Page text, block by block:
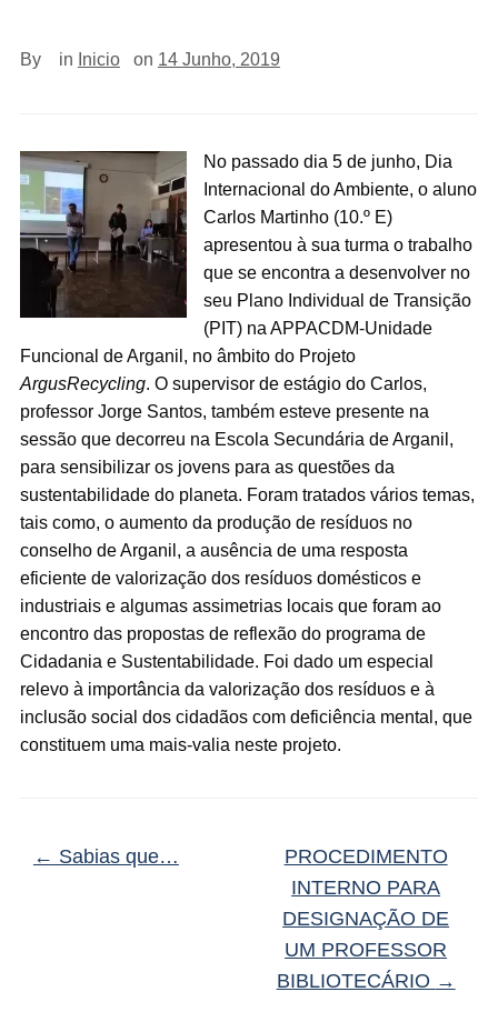
By in Inicio on 14 Junho, 2019
No passado dia 5 de junho, Dia
Internacional do Ambiente, o aluno
Carlos Martinho (10.º E)
apresentou à sua turma o trabalho
que se encontra a desenvolver no
seu Plano Individual de Transição
(PIT) na APPACDM-Unidade
Funcional de Arganil, no âmbito do Projeto
ArgusRecycling. O supervisor de estágio do Carlos,
professor Jorge Santos, também esteve presente na
sessão que decorreu na Escola Secundária de Arganil,
para sensibilizar os jovens para as questões da
sustentabilidade do planeta. Foram tratados vários temas,
tais como, o aumento da produção de resíduos no
conselho de Arganil, a ausência de uma resposta
eficiente de valorização dos resíduos domésticos e
industriais e algumas assimetrias locais que foram ao
encontro das propostas de reflexão do programa de
Cidadania e Sustentabilidade. Foi dado um especial
relevo à importância da valorização dos resíduos e à
inclusão social dos cidadãos com deficiência mental, que
constituem uma mais-valia neste projeto.
← Sabias que…
PROCEDIMENTO
INTERNO PARA
DESIGNAÇÃO DE
UM PROFESSOR
BIBLIOTECÁRIO →